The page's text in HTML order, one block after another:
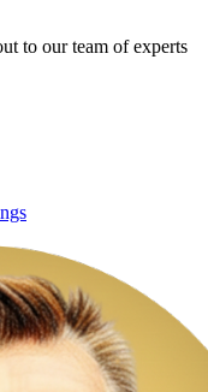
to our team of experts